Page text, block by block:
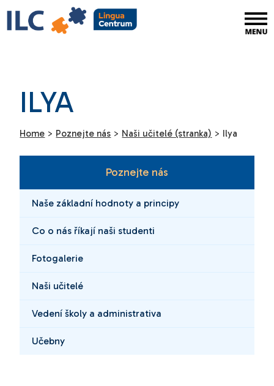
ILYA
Home > Poznejte nás > Naši učitelé (stranka) > Ilya
Poznejte nás
Naše základní hodnoty a principy
Co o nás říkají naši studenti
Fotogalerie
Naši učitelé
Vedení školy a administrativa
Učebny